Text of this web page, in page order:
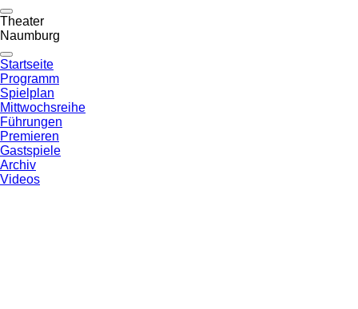
Theater
Naumburg
Startseite
Programm
Spielplan
Mittwochsreihe
Führungen
Premieren
Gastspiele
Archiv
Videos